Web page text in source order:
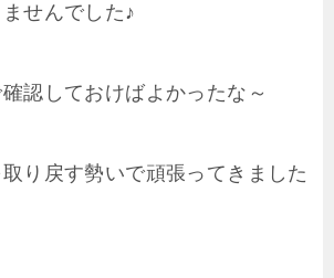
せんでした♪
認しておけばよかったな～
り戻す勢いで頑張ってきました